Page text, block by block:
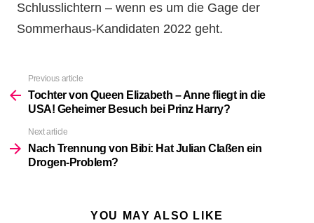
Schlusslichtern – wenn es um die Gage der
Sommerhaus-Kandidaten 2022 geht.
more
Previous article
Tochter von Queen Elizabeth – Anne fliegt in die
USA! Geheimer Besuch bei Prinz Harry?
Next article
Nach Trennung von Bibi: Hat Julian Claßen ein
Drogen-Problem?
YOU MAY ALSO LIKE